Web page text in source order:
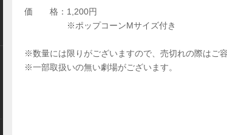
価 格：1,200円
※ポップコーンMサイズ付き
※数量には限りがございますので、売切れの際はご容
※一部取扱いの無い劇場がございます。